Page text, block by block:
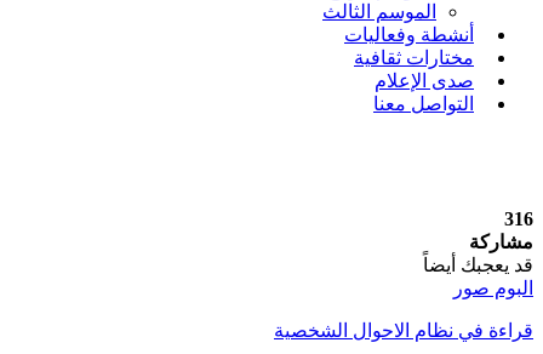
الموسم الثالث
أنشطة وفعاليات
مختارات ثقافية
صدى الإعلام
التواصل معنا
316
مشاركة
قد يعجبك أيضاً
البوم صور
قراءة في نظام الاحوال الشخصية